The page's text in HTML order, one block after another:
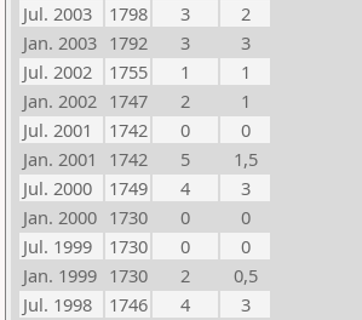
Jul. 2003
1798 3
2
Jan. 2003 1792 3
3
Jul. 2002
1755 1
1
Jan. 2002 1747 2
1
Jul. 2001
1742 0
0
Jan. 2001
1742 5
1,5
Jul. 2000
1749 4
3
Jan. 2000 1730 0
0
Jul. 1999
1730 0
0
Jan. 1999 1730 2
0,5
Jul. 1998
1746 4
3